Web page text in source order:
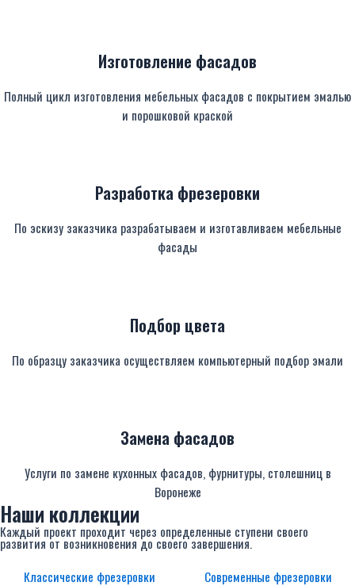
Изготовление фасадов
Полный цикл изготовления мебельных фасадов с покрытием эмалью
и порошковой краской
Разработка фрезеровки
По эскизу заказчика разрабатываем и изготавливаем мебельные
фасады
Подбор цвета
По образцу заказчика осуществляем компьютерный подбор эмали
Замена фасадов
Услуги по замене кухонных фасадов, фурнитуры, столешниц в
Воронеже
Наши коллекции
Каждый проект проходит через определенные ступени своего
развития от возникновения до своего завершения.
Классические фрезеровки
Современные фрезеровки